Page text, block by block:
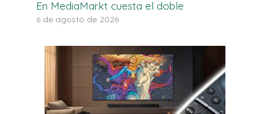
En MediaMarkt cuesta el doble
6 de agosto de 2026